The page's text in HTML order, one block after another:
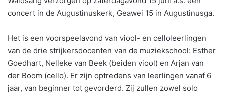
concert in de Augustinuskerk, Geawei 15 in Augustinusga.
Het is een voorspeelavond van viool- en celloleerlingen
van de drie strijkersdocenten van de muziekschool: Esther
Goedhart, Nelleke van Beek (beiden viool) en Arjan van
der Boom (cello). Er zijn optredens van leerlingen vanaf 6
jaar, van beginner tot gevorderd. Zij zullen zowel solo